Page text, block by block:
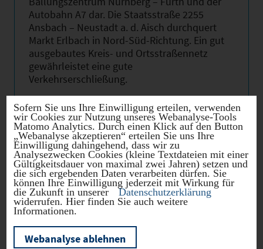
Autobahn A7 dar. Die Staatsstraße 2255
Ansbach – Neustadt a. d. Aisch durchquert
Markt Erlbach in Nord-Süd-Richtung. Ein gut
ausgebautes Kreis- und Ortsstraßennetz
gewährleistet eine gute
Verkehrserschließung.
Nutzen Sie obenstehende Links für weitere
Informationen!
Hebesätze
Gewerbest
euerhebes
atz
Sofern Sie uns Ihre Einwilligung erteilen, verwenden
wir Cookies zur Nutzung unseres Webanalyse-Tools
Matomo Analytics. Durch einen Klick auf den Button
„Webanalyse akzeptieren“ erteilen Sie uns Ihre
Einwilligung dahingehend, dass wir zu
Analysezwecken Cookies (kleine Textdateien mit einer
Gültigkeitsdauer von maximal zwei Jahren) setzen und
die sich ergebenden Daten verarbeiten dürfen. Sie
können Ihre Einwilligung jederzeit mit Wirkung für
die Zukunft in unserer
Datenschutzerklärung
widerrufen. Hier finden Sie auch weitere
Informationen.
Webanalyse ablehnen